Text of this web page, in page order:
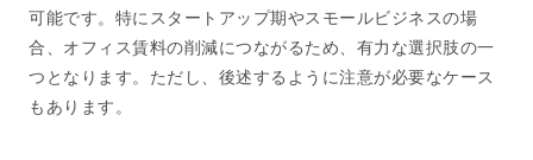
可能です。特にスタートアップ期やスモールビジネスの場
合、オフィス賃料の削減につながるため、有力な選択肢の一
つとなります。ただし、後述するように注意が必要なケース
もあります。